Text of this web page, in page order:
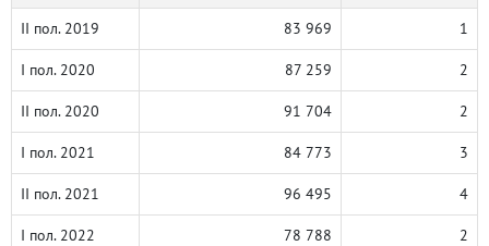
II пол. 2019 83 969 1
I пол. 2020 87 259 2
II пол. 2020 91 704 2
I пол. 2021 84 773 3
II пол. 2021 96 495 4
I пол. 2022 78 788 2